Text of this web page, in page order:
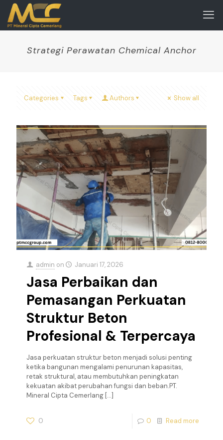
Strategi Perawatan Chemical Anchor
Categories Tags Authors Show all
admin on Januari 17, 2026
Jasa Perbaikan dan
Pemasangan Perkuatan
Struktur Beton
Profesional & Terpercaya
Jasa perkuatan struktur beton menjadi solusi penting
ketika bangunan mengalami penurunan kapasitas,
retak struktural, atau membutuhkan peningkatan
kekuatan akibat perubahan fungsi dan beban.PT.
Mineral Cipta Cemerlang […]
0 0 Read more